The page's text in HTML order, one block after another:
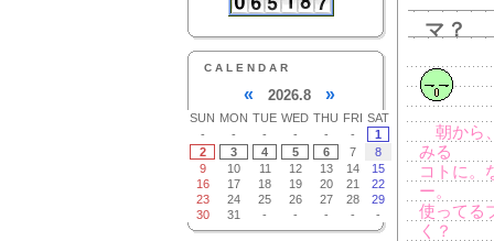
CALENDAR
« 2026.8 »
SUN MON TUE WED THU FRI SAT
-
- - - - -
1
2
3 4 5 6 7
8
9
10 11 12 13 14
15
16
17 18 19 20 21
22
23
24 25 26 27 28
29
30
31 - - - - -
マ？
朝から
みる
コトに。
ー。
使ってる
く？